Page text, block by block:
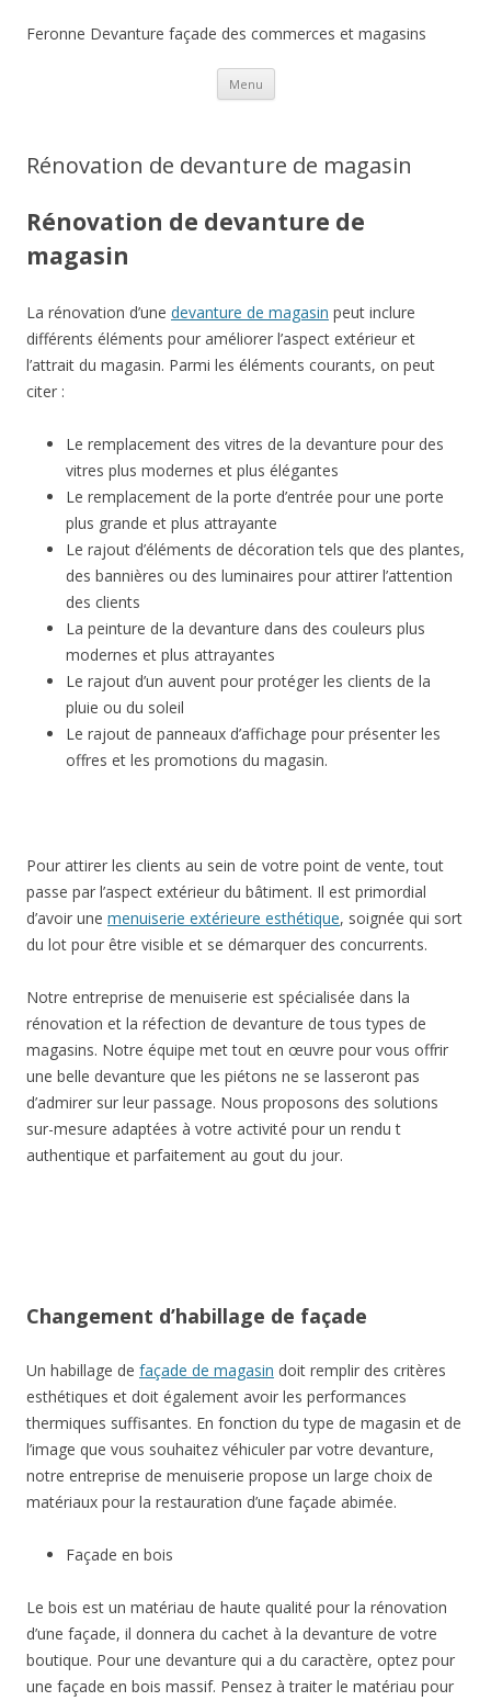
Feronne Devanture façade des commerces et magasins
Menu Aller
contenu
Rénovation de devanture de magasin
Rénovation de devanture de
magasin
La rénovation d’une devanture de magasin peut inclure
différents éléments pour améliorer l’aspect extérieur et
l’attrait du magasin. Parmi les éléments courants, on peut
citer :
Le remplacement des vitres de la devanture pour des
vitres plus modernes et plus élégantes
Le remplacement de la porte d’entrée pour une porte
plus grande et plus attrayante
Le rajout d’éléments de décoration tels que des plantes,
des bannières ou des luminaires pour attirer l’attention
des clients
La peinture de la devanture dans des couleurs plus
modernes et plus attrayantes
Le rajout d’un auvent pour protéger les clients de la
pluie ou du soleil
Le rajout de panneaux d’affichage pour présenter les
offres et les promotions du magasin.
Pour attirer les clients au sein de votre point de vente, tout
passe par l’aspect extérieur du bâtiment. Il est primordial
d’avoir une menuiserie extérieure esthétique, soignée qui sort
du lot pour être visible et se démarquer des concurrents.
Notre entreprise de menuiserie est spécialisée dans la
rénovation et la réfection de devanture de tous types de
magasins. Notre équipe met tout en œuvre pour vous offrir
une belle devanture que les piétons ne se lasseront pas
d’admirer sur leur passage. Nous proposons des solutions
sur-mesure adaptées à votre activité pour un rendu t
authentique et parfaitement au gout du jour.
Changement d’habillage de façade
Un habillage de façade de magasin doit remplir des critères
esthétiques et doit également avoir les performances
thermiques suffisantes. En fonction du type de magasin et de
l’image que vous souhaitez véhiculer par votre devanture,
notre entreprise de menuiserie propose un large choix de
matériaux pour la restauration d’une façade abimée.
Façade en bois
Le bois est un matériau de haute qualité pour la rénovation
d’une façade, il donnera du cachet à la devanture de votre
boutique. Pour une devanture qui a du caractère, optez pour
une façade en bois massif. Pensez à traiter le matériau pour